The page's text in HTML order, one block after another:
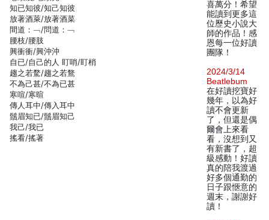
知已知彼/知己知彼
放著酒萊/放著酒菜
間道：﹁/問道：﹁
腰枝/腰肢
興衝衝/興沖沖
自已/自己的人 盯哨/盯梢
趨之若騖/趨之若鶩
不為己甚/不為已甚
寒喧/寒暄
傳人耳中/傳入耳中
鬚眉知已/鬚眉知己
我己/我已
搖看/搖著
喜萬分！希望
能讀到更多這
位歷史小說大
師的作品！感
恩每一位好讀
團隊！
2024/3/14
Beatlebum
在好讀挖寶好
幾年，以為好
讀不會更新
了，但還是偶
爾會上來看
看，沒想到又
有新書了，超
級感動！好讀
真的陪我渡過
好多個通勤的
日子跟愜意的
週末，謝謝好
讀！